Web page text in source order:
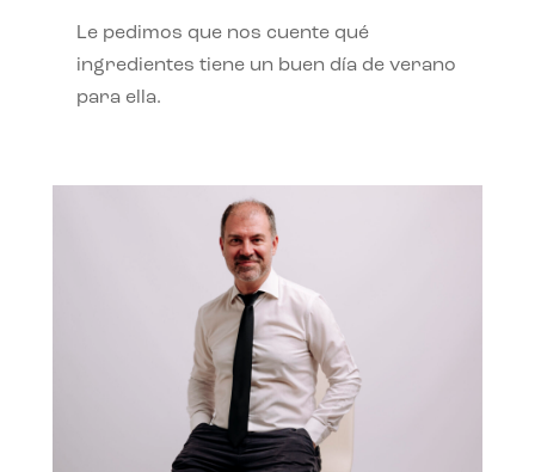
Le pedimos que nos cuente qué
ingredientes tiene un buen día de verano
para ella.